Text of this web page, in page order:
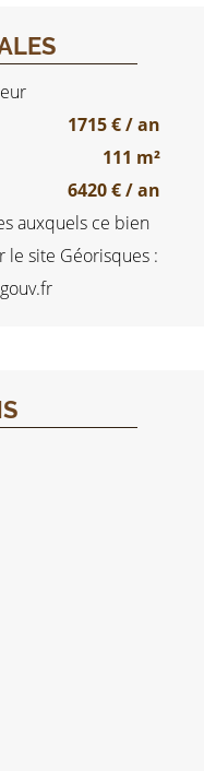
1715 € / an
111 m²
6420 € / an
auxquels ce bien
le site Géorisques :